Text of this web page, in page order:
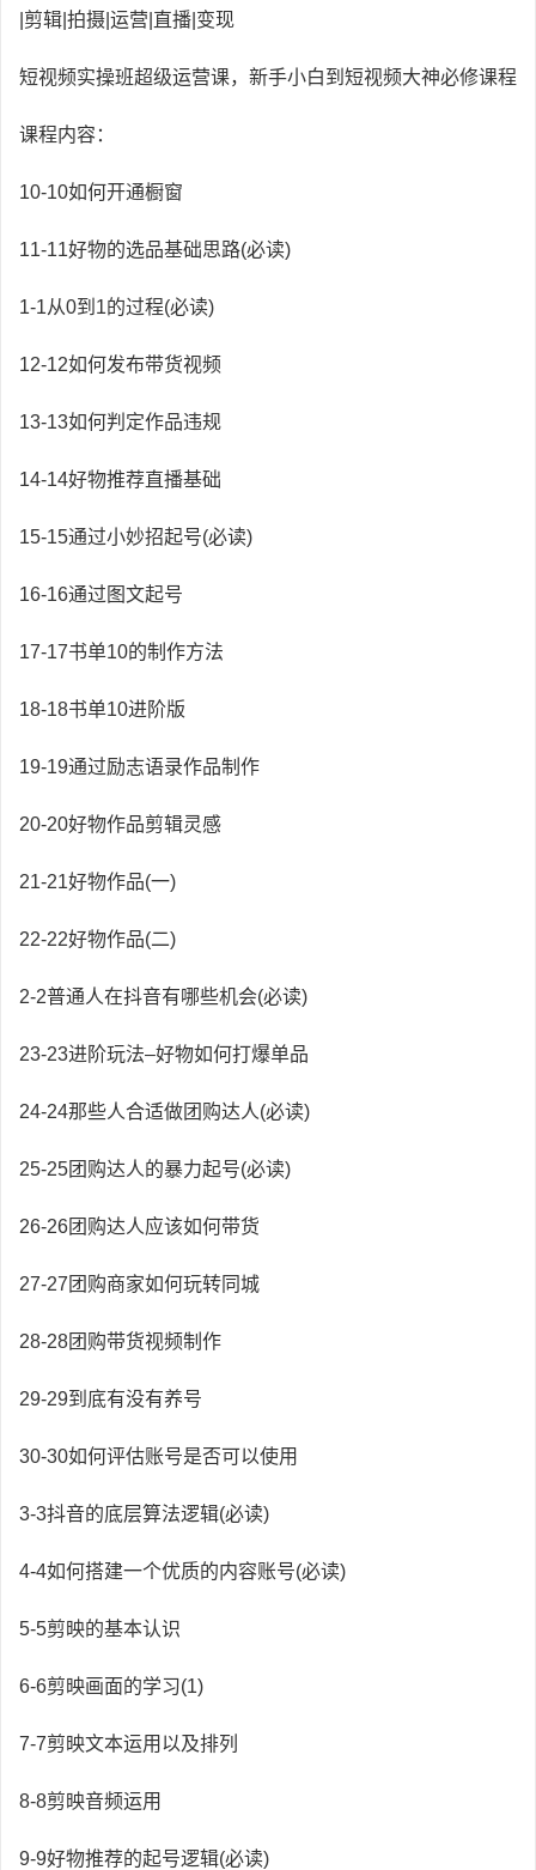
|剪辑|拍摄|运营|直播|变现
短视频实操班超级运营课，新手小白到短视频大神必修课程
课程内容：
10-10如何开通橱窗
11-11好物的选品基础思路(必读)
1-1从0到1的过程(必读)
12-12如何发布带货视频
13-13如何判定作品违规
14-14好物推荐直播基础
15-15通过小妙招起号(必读)
16-16通过图文起号
17-17书单10的制作方法
18-18书单10进阶版
19-19通过励志语录作品制作
20-20好物作品剪辑灵感
21-21好物作品(一)
22-22好物作品(二)
2-2普通人在抖音有哪些机会(必读)
23-23进阶玩法–好物如何打爆单品
24-24那些人合适做团购达人(必读)
25-25团购达人的暴力起号(必读)
26-26团购达人应该如何带货
27-27团购商家如何玩转同城
28-28团购带货视频制作
29-29到底有没有养号
30-30如何评估账号是否可以使用
3-3抖音的底层算法逻辑(必读)
4-4如何搭建一个优质的内容账号(必读)
5-5剪映的基本认识
6-6剪映画面的学习(1)
7-7剪映文本运用以及排列
8-8剪映音频运用
9-9好物推荐的起号逻辑(必读)